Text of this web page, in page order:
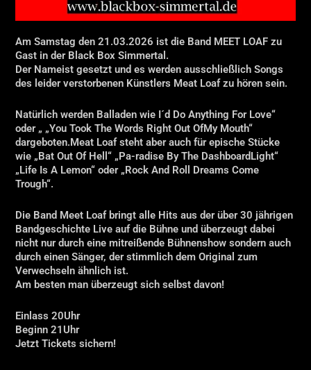
Am Samstag den 21.03.2026 ist die Band MEET LOAF zu
Gast in der Black Box Simmertal.
Der Nameist gesetzt und es werden ausschließlich Songs
des leider verstorbenen Künstlers Meat Loaf zu hören sein.
Natürlich werden Balladen wie I´d Do Anything For Love“
oder „ „You Took The Words Right Out OfMy Mouth“
dargeboten.Meat Loaf steht aber auch für epische Stücke
wie „Bat Out Of Hell“ „Pa-radise By The DashboardLight“
„Life Is A Lemon“ oder „Rock And Roll Dreams Come
Trough“.
Die Band Meet Loaf bringt alle Hits aus der über 30 jährigen
Bandgeschichte Live auf die Bühne und überzeugt dabei
nicht nur durch eine mitreißende Bühnenshow sondern auch
durch einen Sänger, der stimmlich dem Original zum
Verwechseln ähnlich ist.
Am besten man überzeugt sich selbst davon!
Einlass 20Uhr
Beginn 21Uhr
Jetzt Tickets sichern!